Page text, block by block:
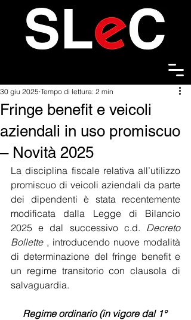
Fringe benefit e veicoli
aziendali in uso promiscuo
– Novità 2025
30 giu 2025 Tempo di lettura: 2 min
La disciplina fiscale relativa all’utilizzo
promiscuo di veicoli aziendali da parte
dei dipendenti è stata recentemente
modificata dalla Legge di Bilancio
2025 e dal successivo c.d. Decreto
Bollette , introducendo nuove modalità
di determinazione del fringe benefit e
un regime transitorio con clausola di
salvaguardia.
Regime ordinario (in vigore dal 1°